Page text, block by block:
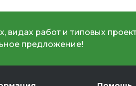
работ и типовых
предложение!